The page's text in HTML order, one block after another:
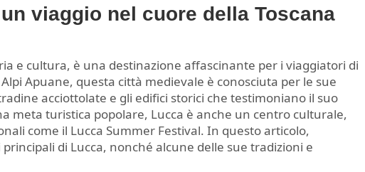
viaggio nel cuore della Toscana
e cultura, è una destinazione affascinante per i viaggiatori di
Apuane, questa città medievale è conosciuta per le sue
acciottolate e gli edifici storici che testimoniano il suo
meta turistica popolare, Lucca è anche un centro culturale,
come il Lucca Summer Festival. In questo articolo,
di Lucca, nonché alcune delle sue tradizioni e